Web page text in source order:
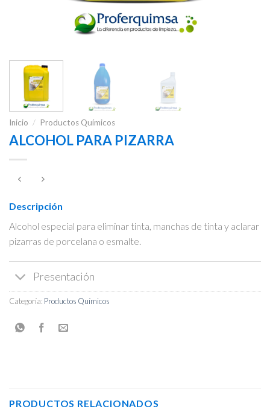
Inicio / Productos Químicos
ALCOHOL PARA PIZARRA
Descripción
Alcohol especial para eliminar tinta, manchas de tinta y aclarar
pizarras de porcelana o esmalte.
Presentación
Categoría: Productos Químicos
PRODUCTOS RELACIONADOS